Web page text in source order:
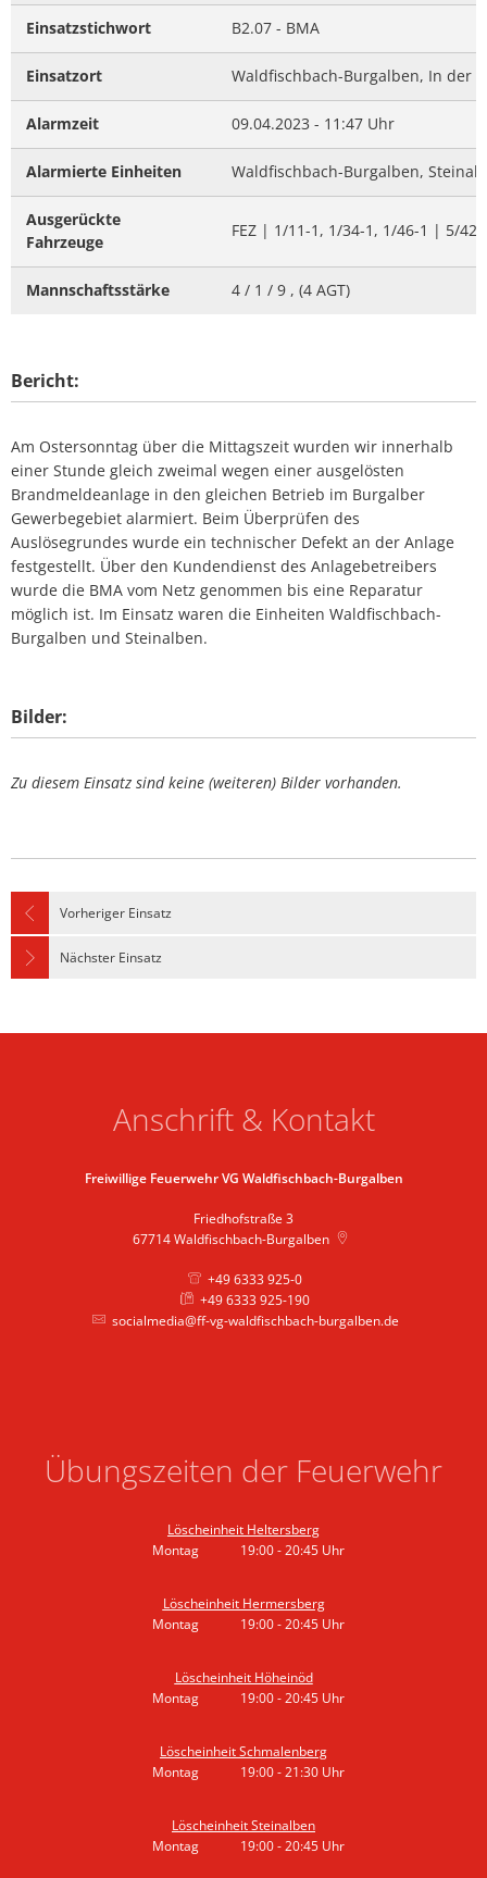
Einsatzstichwort B2.07 - BMA
Einsatzort Waldfischbach-Burgalben, In der
Alarmzeit 09.04.2023 - 11:47 Uhr
Alarmierte Einheiten Waldfischbach-Burgalben,
Ausgerückte
Fahrzeuge
FEZ | 1/11-1, 1/34-1, 1/46-1 | 5/42-
Mannschaftsstärke 4 / 1 / 9 , (4 AGT)
Bericht:
Am Ostersonntag über die Mittagszeit wurden wir innerhalb
einer Stunde gleich zweimal wegen einer ausgelösten
Brandmeldeanlage in den gleichen Betrieb im Burgalber
Gewerbegebiet alarmiert. Beim Überprüfen des
Auslösegrundes wurde ein technischer Defekt an der Anlage
festgestellt. Über den Kundendienst des Anlagebetreibers
wurde die BMA vom Netz genommen bis eine Reparatur
möglich ist. Im Einsatz waren die Einheiten Waldfischbach-
Burgalben und Steinalben.
Bilder:
Zu diesem Einsatz sind keine (weiteren) Bilder vorhanden.
Vorheriger Einsatz
Nächster Einsatz
Anschrift & Kontakt
Freiwillige Feuerwehr VG Waldfischbach-Burgalben
Friedhofstraße 3
67714 Waldfischbach-Burgalben
+49 6333 925-0
+49 6333 925-190
socialmedia@ff-vg-waldfischbach-burgalben.de
Übungszeiten der Feuerwehr
Löscheinheit Heltersberg
Montag
19:00-20:45 Uhr
Löscheinheit Hermersberg
Montag
19:00-20:45 Uhr
Löscheinheit Höheinöd
Montag
19:00-20:45 Uhr
Löscheinheit Schmalenberg
Montag
19:00-21:30 Uhr
Löscheinheit Steinalben
Montag
19:00-20:45 Uhr